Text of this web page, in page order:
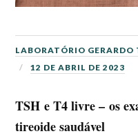
LABORATÓRIO GERARDO
12 DE ABRIL DE 2023
TSH e T4 livre – os
tireoide saudável